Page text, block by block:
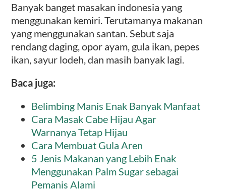
Banyak banget masakan indonesia yang
menggunakan kemiri. Terutamanya makanan
yang menggunakan santan. Sebut saja
rendang daging, opor ayam, gula ikan, pepes
ikan, sayur lodeh, dan masih banyak lagi.
Baca juga:
Belimbing Manis Enak Banyak Manfaat
Cara Masak Cabe Hijau Agar
Warnanya Tetap Hijau
Cara Membuat Gula Aren
5 Jenis Makanan yang Lebih Enak
Menggunakan Palm Sugar sebagai
Pemanis Alami